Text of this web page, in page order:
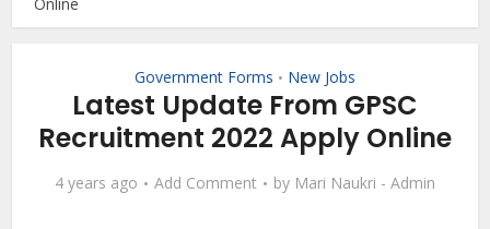
Government Forms • New Jobs
Latest Update From GPSC
Recruitment 2022 Apply Online
4 years ago Add Comment by Mari Naukri - Admin